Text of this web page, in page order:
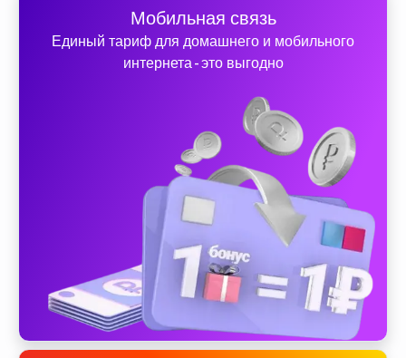
Мобильная связь
Единый тариф для домашнего и мобильного
интернета - это выгодно